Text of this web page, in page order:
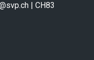
| CH83